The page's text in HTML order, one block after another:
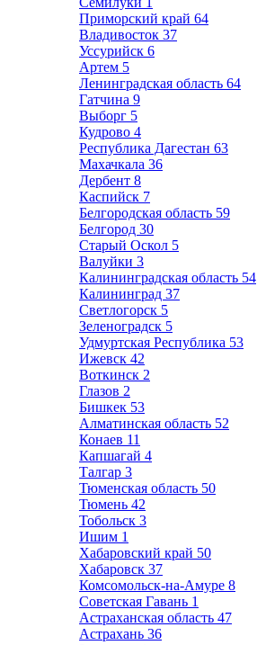
Приморский край 64
Владивосток 37
Уссурийск 6
Артем 5
Ленинградская область 64
Гатчина 9
Выборг 5
Кудрово 4
Республика Дагестан 63
Махачкала 36
Дербент 8
Каспийск 7
Белгородская область 59
Белгород 30
Старый Оскол 5
Валуйки 3
Калининградская область 54
Калининград 37
Светлогорск 5
Зеленоградск 5
Удмуртская Республика 53
Ижевск 42
Воткинск 2
Глазов 2
Бишкек 53
Алматинская область 52
Конаев 11
Капшагай 4
Талгар 3
Тюменская область 50
Тюмень 42
Тобольск 3
Ишим 1
Хабаровский край 50
Хабаровск 37
Комсомольск-на-Амуре 8
Советская Гавань 1
Астраханская область 47
Астрахань 36